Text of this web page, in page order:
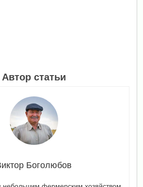
Автор статьи
Боголюбов